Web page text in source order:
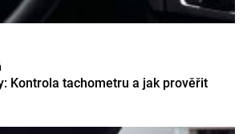
Kontrola tachometru a jak prověřit